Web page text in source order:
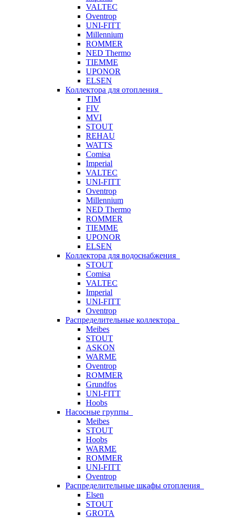
VALTEC
Oventrop
UNI-FITT
Millennium
ROMMER
NED Thermo
TIEMME
UPONOR
ELSEN
Коллектора для отопления
TIM
FIV
MVI
STOUT
REHAU
WATTS
Comisa
Imperial
VALTEC
UNI-FITT
Oventrop
Millennium
NED Thermo
ROMMER
TIEMME
UPONOR
ELSEN
Коллектора для водоснабжения
STOUT
Comisa
VALTEC
Imperial
UNI-FITT
Oventrop
Распределительные коллектора
Meibes
STOUT
ASKON
WARME
Oventrop
ROMMER
Grundfos
UNI-FITT
Hoobs
Насосные группы
Meibes
STOUT
Hoobs
WARME
ROMMER
UNI-FITT
Oventrop
Распределительные шкафы отопления
Elsen
STOUT
GROTA